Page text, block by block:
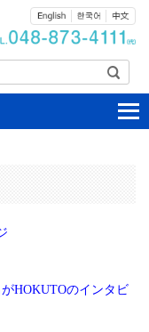
HOKUTOのインタビ